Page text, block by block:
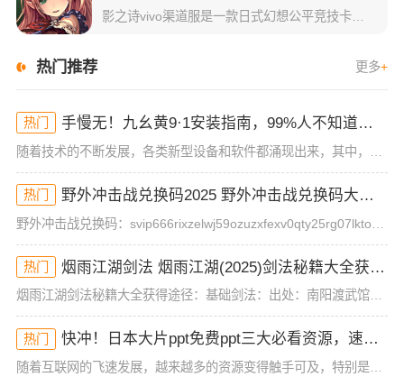
热门推荐 更多+
热门 手慢无！九幺黄9·1安装指南，99%人不知道的操作技巧！
热门 野外冲击战兑换码2025 野外冲击战兑换码大全(真实有效)
热门 烟雨江湖剑法 烟雨江湖(2025)剑法秘籍大全获得途径
烟雨江湖剑法秘籍大全获得途径：基础剑法：出处：南阳渡武馆品阶：基础武学描述：基础剑法历来是初入江湖的侠士们都会修炼的一套入门剑法，虽然威力不强但胜在简单易学，毫不花哨。第十重(攻击120 招架120)
热门 快冲！日本大片ppt免费ppt三大必看资源，速来抢！
随着互联网的飞速发展，越来越多的资源变得触手可及，特别是在影视、动画等领域，热门内容不断刷新观众的观影体验。今天，我们要分享的内容是关于“日本大片ppt免费ppt”的一些资源，且这些资源并非一般的在线